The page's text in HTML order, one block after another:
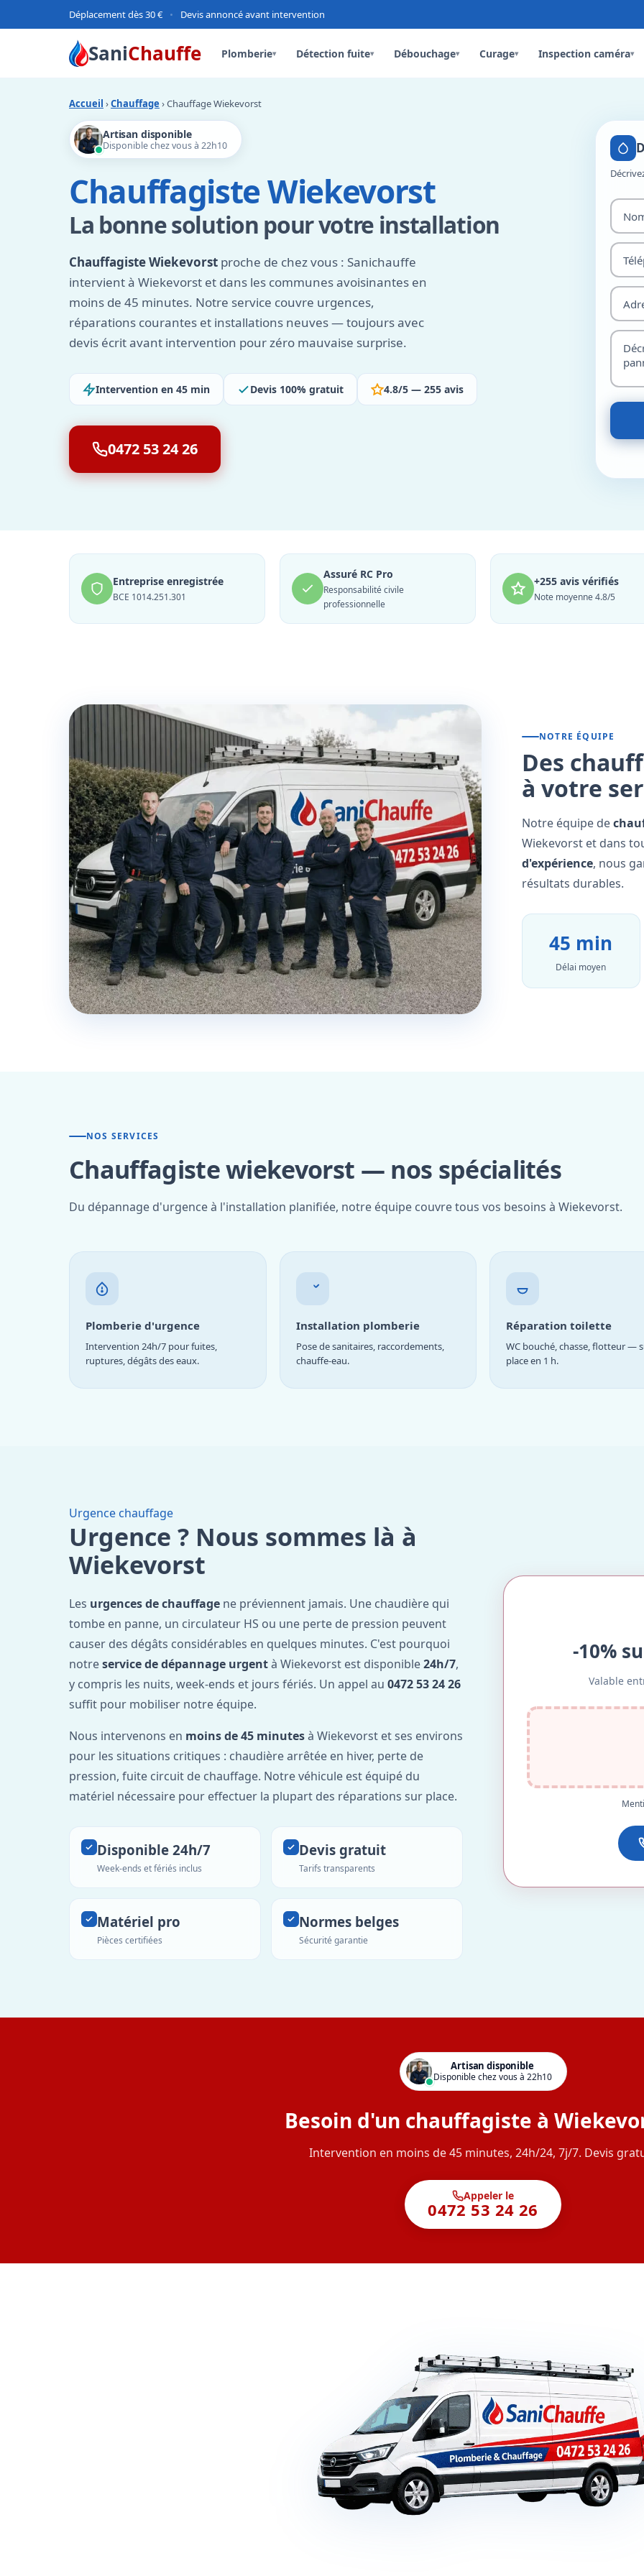
Déplacement dès 30 € • Devis annoncé avant intervention
SaniChauffe Plomberie▾ Détection fuite▾ Débouchage▾ Curage▾ Inspection caméra▾
Accueil ›Chauffage › Chauffage Wiekevorst
Artisan disponible
Disponible chez vous à 22h10
Chauffagiste Wiekevorst
La bonne solution pour votre installation
Chauffagiste Wiekevorst proche de chez vous : Sanichauffe
intervient à Wiekevorst et dans les communes avoisinantes en
moins de 45 minutes. Notre service couvre urgences,
réparations courantes et installations neuves — toujours avec
devis écrit avant intervention pour zéro mauvaise surprise.
Intervention en 45 min Devis 100% gratuit 4.8/5 — 255 avis
0472 53 24 26
Entreprise enregistrée
BCE 1014.251.301
Assuré RC Pro
Responsabilité civile
professionnelle
+255 avis vérifiés
Note moyenne 4.8/5
NOTRE ÉQUIPE
Des
à votre
Notre équipe de
Wiekevorst et dans
d'expérience, nous
résultats durables.
45 min
Délai moyen
NOS SERVICES
Chauffagiste wiekevorst — nos spécialités
Du dépannage d'urgence à l'installation planifiée, notre équipe couvre tous vos besoins à Wiekevorst.
Plomberie d'urgence
Intervention 24h/7 pour fuites,
ruptures, dégâts des eaux.
Installation plomberie
Pose de sanitaires, raccordements,
chauffe-eau.
Réparation toilette
WC bouché, chasse, flotteur —
place en 1 h.
Urgence chauffage
Urgence ? Nous sommes là à
Wiekevorst
Les urgences de chauffage ne préviennent jamais. Une chaudière qui
tombe en panne, un circulateur HS ou une perte de pression peuvent
causer des dégâts considérables en quelques minutes. C'est pourquoi
notreservice de dépannage urgentà Wiekevorst est disponible24h/7,
y compris les nuits, week-ends et jours fériés. Un appel au 0472 53 24 26
suffit pour mobiliser notre équipe.
Nous intervenons en moins de 45 minutesà Wiekevorst et ses environs
pour les situations critiques : chaudière arrêtée en hiver, perte de
pression, fuite circuit de chauffage. Notre véhicule est équipé du
matériel nécessaire pour effectuer la plupart des réparations sur place.
Disponible 24h/7
Week-ends et fériés inclus
Devis gratuit
Tarifs transparents
Matériel pro
Pièces certifiées
Normes belges
Sécurité garantie
-10%
Valable
Artisan disponible
Disponible chez vous à 22h10
Besoin d'un chauffagiste à
Intervention en moins de 45 minutes, 24h/24, 7j/7. Devis
Appeler le
0472 53 24 26